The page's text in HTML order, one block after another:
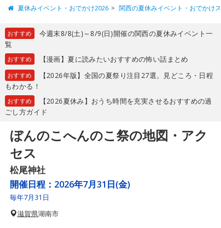
夏休みイベント・おでかけ2026 関西の夏休みイベント・おでかけ
おすすめ
今週末8/8(土)～8/9(日)開催の関西の夏休みイベント一
覧
おすすめ 【漫画】夏に読みたいおすすめの怖い話まとめ
おすすめ
【2026年版】全国の夏祭り注目27選。見どころ・日程
もわかる！
おすすめ
【2026夏休み】おうち時間を充実させるおすすめの過
ごし方ガイド
ぼんのこへんのこ祭の地図・アク
セス
松尾神社
開催日程： 2026年7月31日(金)
毎年7月31日
滋賀県湖南市